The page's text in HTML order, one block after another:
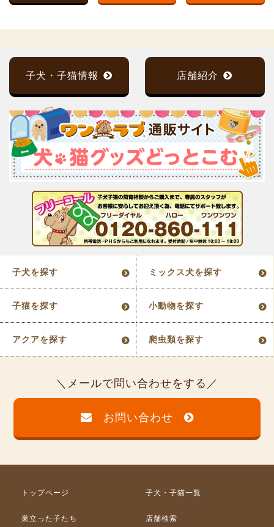
子犬・子猫情報 店舗紹介
子犬を探す ミックス犬を探す
子猫を探す 小動物を探す
アクアを探す 爬虫類を探す
メールで問い合わせをする
お問い合わせ
トップページ 子犬・子猫一覧
巣立った子たち 店舗検索